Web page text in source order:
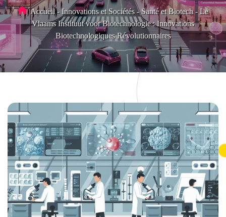
Accueil - Innovations et Sociétés - Santé et Biotech - Le
Vlaams Instituut voor Biotechnologie : Innovations
Biotechnologiques Révolutionnaires